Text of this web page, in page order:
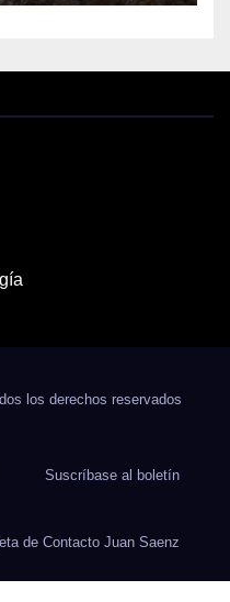
los derechos reservados
Suscríbase al boletín
de Contacto Juan Saenz